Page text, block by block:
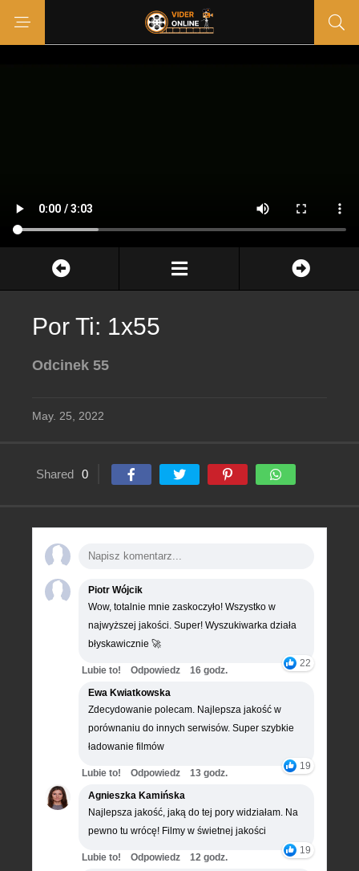
Por Ti: 1x55
Odcinek 55
May. 25, 2022
Shared 0
Piotr Wójcik
Wow, totalnie mnie zaskoczyło! Wszystko w
najwyższej jakości. Super! Wyszukiwarka działa
błyskawicznie 🚀
22
Lubie to! Odpowiedz
16 godz.
Ewa Kwiatkowska
Zdecydowanie polecam. Najlepsza jakość w
porównaniu do innych serwisów. Super szybkie
ładowanie filmów
19
Lubie to! Odpowiedz
13 godz.
Agnieszka Kamińska
Najlepsza jakość, jaką do tej pory widziałam. Na
pewno tu wrócę! Filmy w świetnej jakości
19
Lubie to! Odpowiedz
12 godz.